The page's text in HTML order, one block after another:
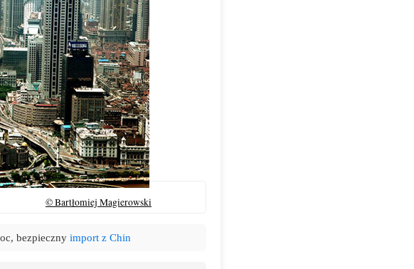
© Bartłomiej Magierowski
bezpieczny import z Chin